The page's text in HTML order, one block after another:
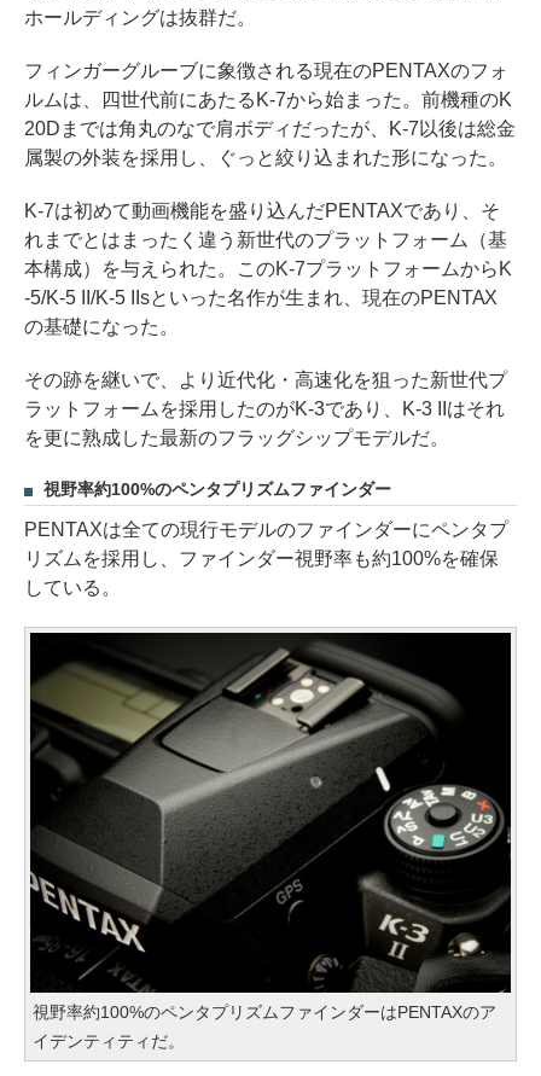
ホールディングは抜群だ。
フィンガーグルーブに象徴される現在のPENTAXのフォ
ルムは、四世代前にあたるK-7から始まった。前機種のK
20Dまでは角丸のなで肩ボディだったが、K-7以後は総金
属製の外装を採用し、ぐっと絞り込まれた形になった。
K-7は初めて動画機能を盛り込んだPENTAXであり、そ
れまでとはまったく違う新世代のプラットフォーム（基
本構成）を与えられた。このK-7プラットフォームからK
-5/K-5 II/K-5 IIsといった名作が生まれ、現在のPENTAX
の基礎になった。
その跡を継いで、より近代化・高速化を狙った新世代プ
ラットフォームを採用したのがK-3であり、K-3 IIはそれ
を更に熟成した最新のフラッグシップモデルだ。
視野率約100%のペンタプリズムファインダー
PENTAXは全ての現行モデルのファインダーにペンタプ
リズムを採用し、ファインダー視野率も約100%を確保
している。
視野率約100%のペンタプリズムファインダーはPENTAXのア
イデンティティだ。